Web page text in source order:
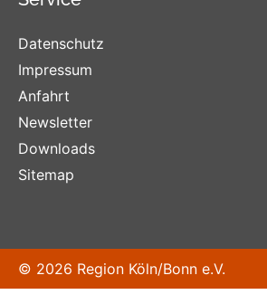
Datenschutz
Impressum
Anfahrt
Newsletter
Downloads
Sitemap
© 2026 Region Köln/Bonn e.V.